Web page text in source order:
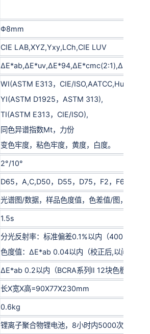
Φ8mm
CIE LAB,XYZ,Yxy,LCh,CIE LUV
WI(ASTM E313，CIE/ISO,AATCC,Hunter)，
YI(ASTM D1925，ASTM 313),
TI(ASTM E313，CIE/ISO),
同色异谱指数Mt，力份
变色牢度，粘色牢度，黄度，白度。
2°/10°
D65，A,C,D50，D55，D75，F2，F6，F7，
光谱图/数据，样品色度值，色差值/图，合格/
1.5s
分光反射率：标准偏差0.1%以内（
色度值：ΔE*ab 0.04以内（校正后,以间隔5s
ΔE*ab 0.2以内（BCRA系列Ⅱ 12块色板测量平
长X宽X高=90X77X230mm
0.6kg
锂离子聚合物锂电池，8小时内5000次